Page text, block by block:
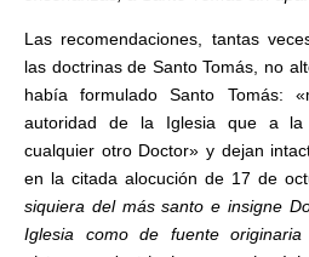
Las recomendaciones, tantas
las doctrinas de Santo Tomás, no
había formulado Santo Tomás:
autoridad de la Iglesia que a la
cualquier otro Doctor» y dejan
en la citada alocución de 17 de
siquiera del más santo e insigne
Iglesia como de fuente